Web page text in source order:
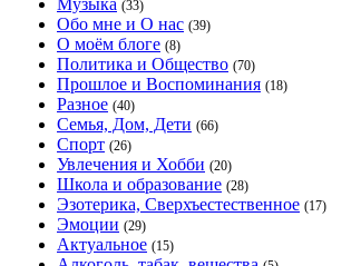
Музыка (33)
Обо мне и О нас (39)
О моём блоге (8)
Политика и Общество (70)
Прошлое и Воспоминания (18)
Разное (40)
Семья, Дом, Дети (66)
Спорт (26)
Увлечения и Хобби (20)
Школа и образование (28)
Эзотерика, Сверхъестественное (17)
Эмоции (29)
Актуальное (15)